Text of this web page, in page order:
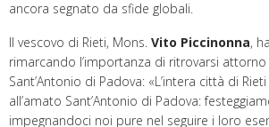
ancora segnato da sfide globali.
Il vescovo di Rieti, Mons. Vito Piccinonna,
rimarcando l’importanza di ritrovarsi attorno
Sant’Antonio di Padova: «L’intera città di
all’amato Sant’Antonio di Padova:
impegnandoci noi pure nel seguire i loro